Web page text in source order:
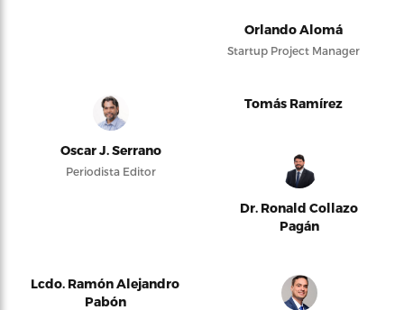
Orlando Alomá
Startup Project Manager
Oscar J. Serrano
Periodista Editor
Tomás Ramírez
Dr. Ronald Collazo
Pagán
Lcdo. Ramón Alejandro
Pabón